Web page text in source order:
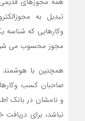
تبدیل به
وکارهایی که شناسه
مجوز محسوب می
همچنین با
صاحبان کسب
نباشد، برای